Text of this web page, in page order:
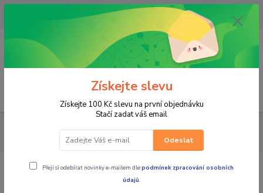
OPAVA 733537099/HLUČÍN
734541648/OLOMOUC 734593593
0,00 CZK
PRO JEZDCE FUNKČNÍ PRÁDLO Triko
KTM termo triko
UNDERSHIRT LONG PERFORMANCE
KTM termo triko UNDERSHIRT LONG
Získejte slevu
Získejte 100 Kč slevu na první objednávku
Stačí zadat váš email
Odeslat
Přeji si odebírat novinky e-mailem dlepodmínek zpracování osobních
údajů.